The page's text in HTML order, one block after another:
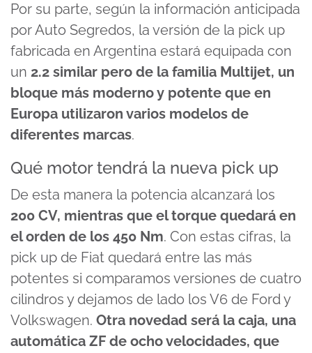
Por su parte, según la información anticipada
por Auto Segredos, la versión de la pick up
fabricada en Argentina estará equipada con
un 2.2 similar pero de la familia Multijet, un
bloque más moderno y potente que en
Europa utilizaron varios modelos de
diferentes marcas.
Qué motor tendrá la nueva pick up
De esta manera la potencia alcanzará los
200 CV, mientras que el torque quedará en
el orden de los 450 Nm. Con estas cifras, la
pick up de Fiat quedará entre las más
potentes si comparamos versiones de cuatro
cilindros y dejamos de lado los V6 de Ford y
Volkswagen. Otra novedad será la caja, una
automática ZF de ocho velocidades, que